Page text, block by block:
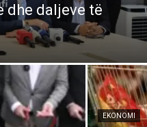
dhe daljeve të
EKONOMI